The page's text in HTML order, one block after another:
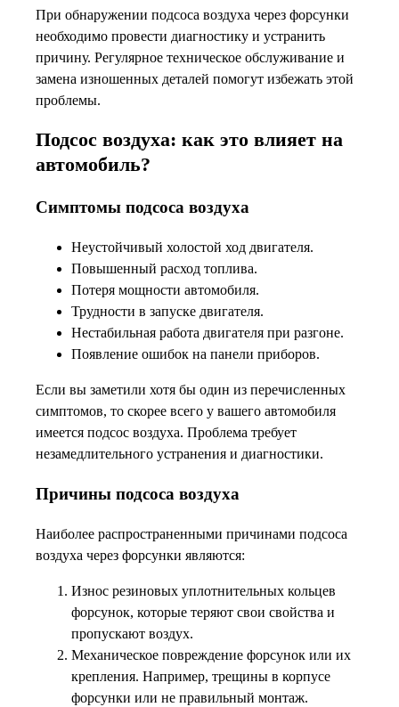
При обнаружении подсоса воздуха через форсунки
необходимо провести диагностику и устранить
причину. Регулярное техническое обслуживание и
замена изношенных деталей помогут избежать этой
проблемы.
Подсос воздуха: как это влияет на
автомобиль?
Симптомы подсоса воздуха
Неустойчивый холостой ход двигателя.
Повышенный расход топлива.
Потеря мощности автомобиля.
Трудности в запуске двигателя.
Нестабильная работа двигателя при разгоне.
Появление ошибок на панели приборов.
Если вы заметили хотя бы один из перечисленных
симптомов, то скорее всего у вашего автомобиля
имеется подсос воздуха. Проблема требует
незамедлительного устранения и диагностики.
Причины подсоса воздуха
Наиболее распространенными причинами подсоса
воздуха через форсунки являются:
Износ резиновых уплотнительных кольцев
форсунок, которые теряют свои свойства и
пропускают воздух.
Механическое повреждение форсунок или их
крепления. Например, трещины в корпусе
форсунки или не правильный монтаж.